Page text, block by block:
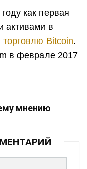
как первая
в
торговлю Bitcoin.
в феврале 2017
мнению